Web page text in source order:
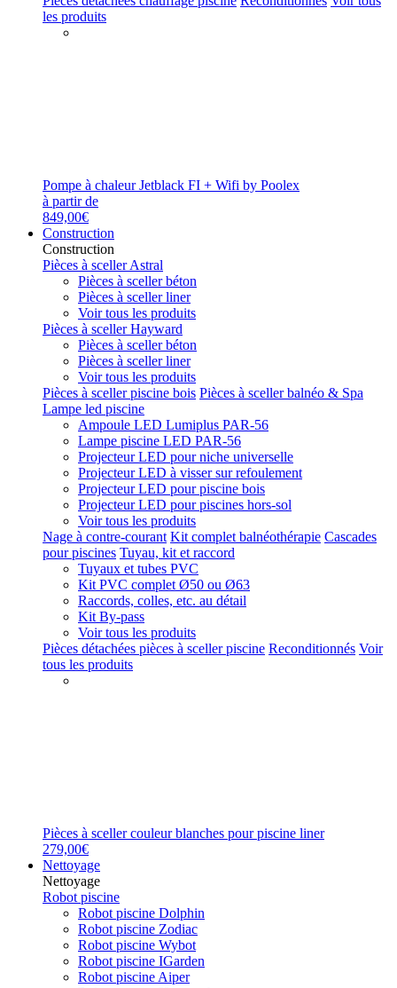
les produits
Pompe à chaleur Jetblack FI + Wifi by Poolex
à partir de
849,00€
Construction
Construction
Pièces à sceller Astral
Pièces à sceller béton
Pièces à sceller liner
Voir tous les produits
Pièces à sceller Hayward
Pièces à sceller béton
Pièces à sceller liner
Voir tous les produits
Pièces à sceller piscine bois Pièces à sceller balnéo & Spa
Lampe led piscine
Ampoule LED Lumiplus PAR-56
Lampe piscine LED PAR-56
Projecteur LED pour niche universelle
Projecteur LED à visser sur refoulement
Projecteur LED pour piscine bois
Projecteur LED pour piscines hors-sol
Voir tous les produits
Nage à contre-courant Kit complet balnéothérapie Cascades
pour piscines Tuyau, kit et raccord
Tuyaux et tubes PVC
Kit PVC complet Ø50 ou Ø63
Raccords, colles, etc. au détail
Kit By-pass
Voir tous les produits
Pièces détachées pièces à sceller piscine Reconditionnés Voir
tous les produits
Pièces à sceller couleur blanches pour piscine liner
279,00€
Nettoyage
Nettoyage
Robot piscine
Robot piscine Dolphin
Robot piscine Zodiac
Robot piscine Wybot
Robot piscine IGarden
Robot piscine Aiper